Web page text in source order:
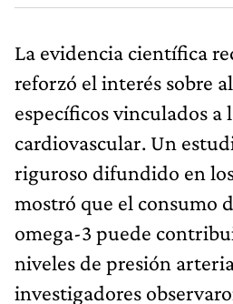
La evidencia científica
reforzó el interés sobre
específicos vinculados a
cardiovascular. Un
riguroso difundido en
mostró que el consumo
omega-3 puede
niveles de presión
investigadores